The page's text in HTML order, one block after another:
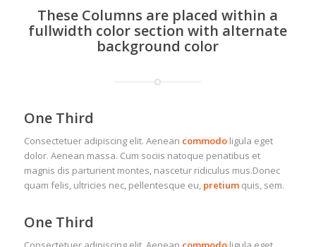
These Columns are placed within a
fullwidth color section with alternate
background color
One Third
Consectetuer adipiscing elit. Aenean commodoligula eget
dolor. Aenean massa. Cum sociis natoque penatibus et
magnis dis parturient montes, nascetur ridiculus mus.Donec
quam felis, ultricies nec, pellentesque eu, pretiumquis, sem.
One Third